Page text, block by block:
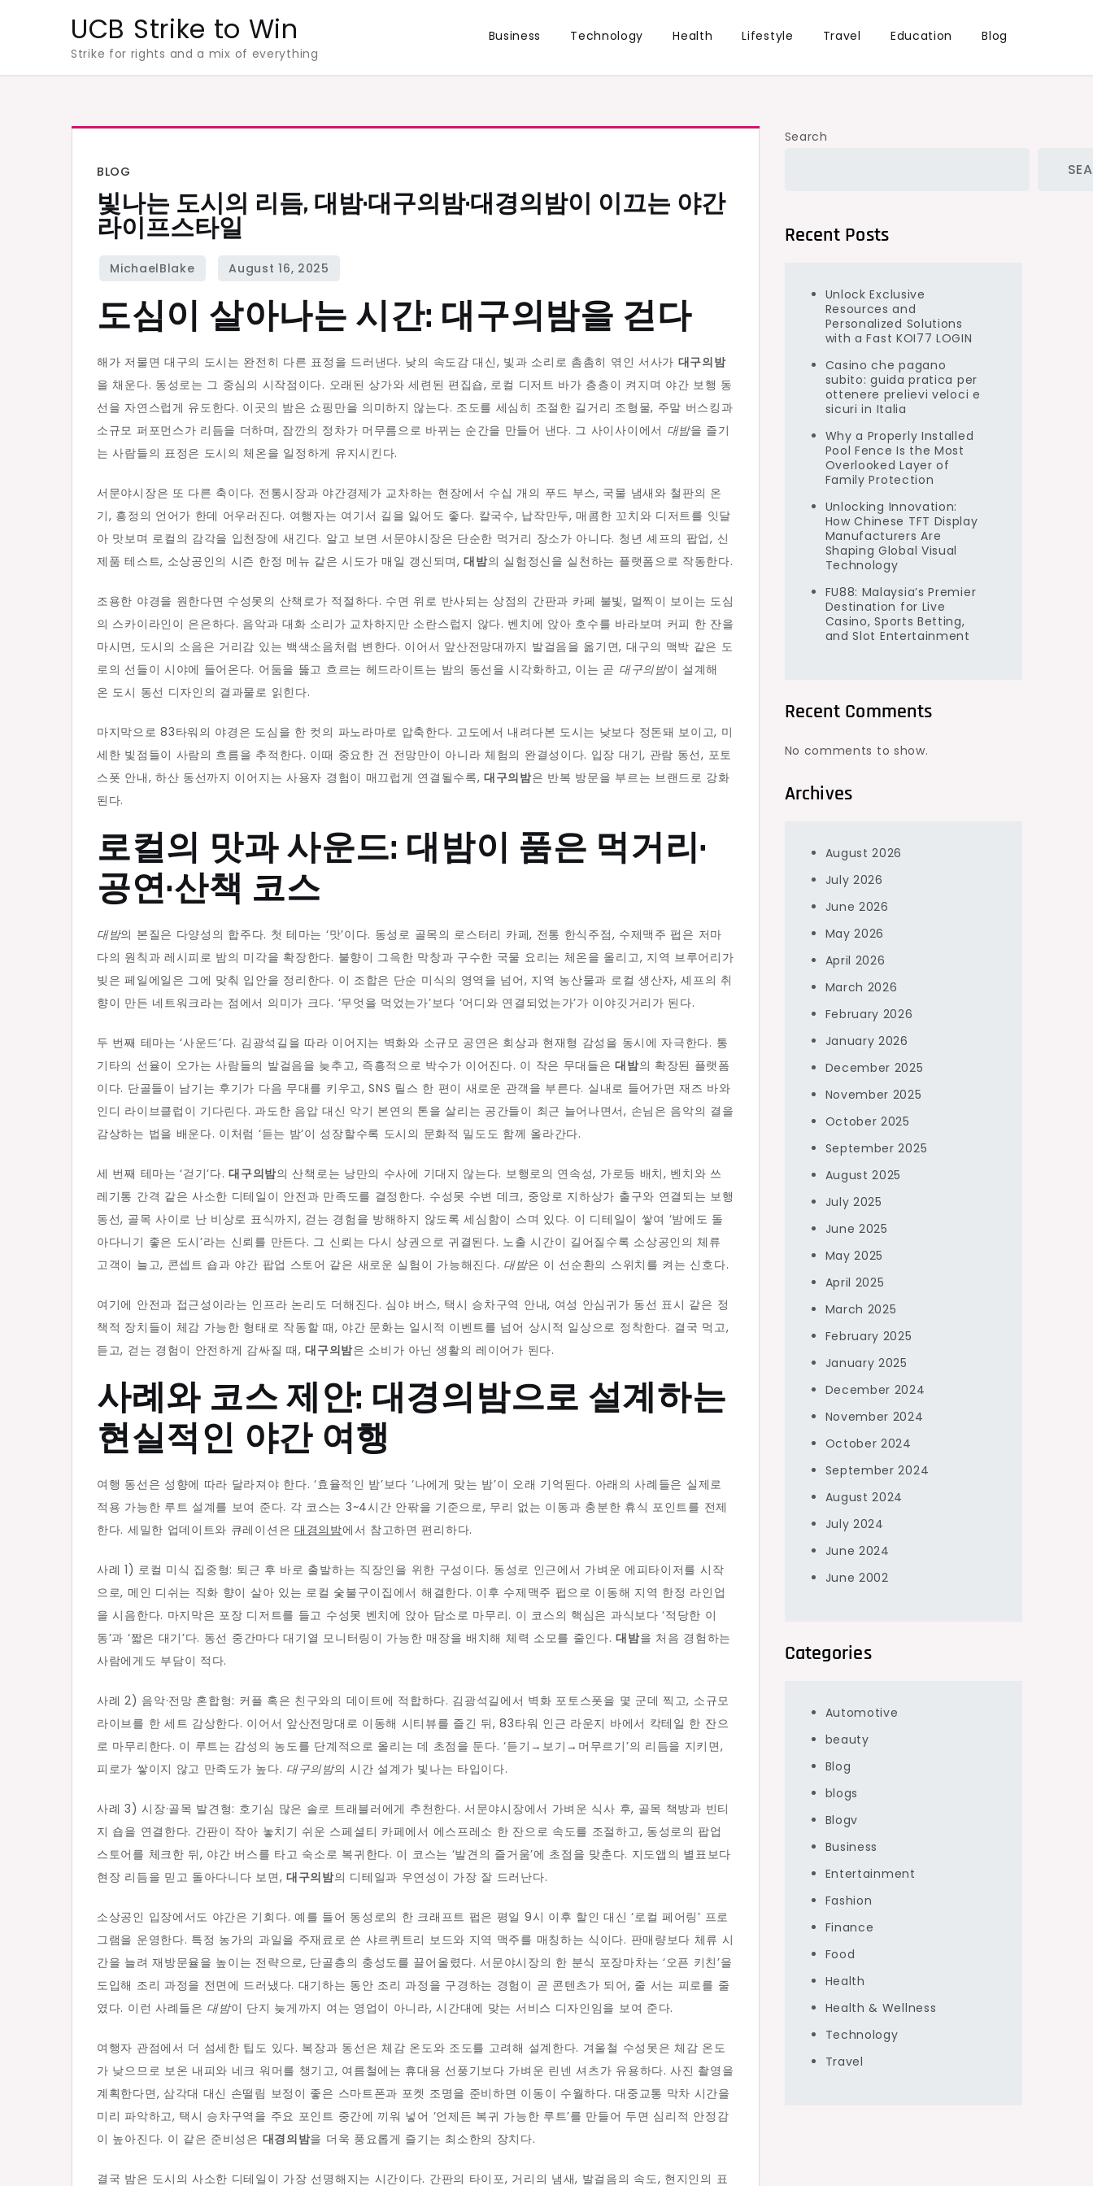
UCB Strike to Win
Strike for rights and a mix of everything
Business Technology Health Lifestyle Travel Education Blog
BLOG
빛나는 도시의 리듬, 대밤·대구의밤·대경의밤이 이끄는 야간
라이프스타일
도심이 살아나는 시간: 대구의밤을 걷다
해가 저물면 대구의 도시는 완전히 다른 표정을 드러낸다. 낮의 속도감 대신, 빛과 소리로 촘촘히 엮인 서사가 대구의밤
을 채운다. 동성로는 그 중심의 시작점이다. 오래된 상가와 세련된 편집숍, 로컬 디저트 바가 층층이 켜지며 야간 보행 동
선을 자연스럽게 유도한다. 이곳의 밤은 쇼핑만을 의미하지 않는다. 조도를 세심히 조절한 길거리 조형물, 주말 버스킹과
소규모 퍼포먼스가 리듬을 더하며, 잠깐의 정차가 머무름으로 바뀌는 순간을 만들어 낸다. 그 사이사이에서 대밤을 즐기
는 사람들의 표정은 도시의 체온을 일정하게 유지시킨다.
서문야시장은 또 다른 축이다. 전통시장과 야간경제가 교차하는 현장에서 수십 개의 푸드 부스, 국물 냄새와 철판의 온
기, 흥정의 언어가 한데 어우러진다. 여행자는 여기서 길을 잃어도 좋다. 칼국수, 납작만두, 매콤한 꼬치와 디저트를 잇달
아 맛보며 로컬의 감각을 입천장에 새긴다. 알고 보면 서문야시장은 단순한 먹거리 장소가 아니다. 청년 셰프의 팝업, 신
제품 테스트, 소상공인의 시즌 한정 메뉴 같은 시도가 매일 갱신되며,대밤의 실험정신을 실천하는 플랫폼으로 작동한다.
조용한 야경을 원한다면 수성못의 산책로가 적절하다. 수면 위로 반사되는 상점의 간판과 카페 불빛, 멀찍이 보이는 도심
의 스카이라인이 은은하다. 음악과 대화 소리가 교차하지만 소란스럽지 않다. 벤치에 앉아 호수를 바라보며 커피 한 잔을
마시면, 도시의 소음은 거리감 있는 백색소음처럼 변한다. 이어서 앞산전망대까지 발걸음을 옮기면, 대구의 맥박 같은 도
로의 선들이 시야에 들어온다. 어둠을 뚫고 흐르는 헤드라이트는 밤의 동선을 시각화하고, 이는 곧 대구의밤이 설계해
온 도시 동선 디자인의 결과물로 읽힌다.
마지막으로 83타워의 야경은 도심을 한 컷의 파노라마로 압축한다. 고도에서 내려다본 도시는 낮보다 정돈돼 보이고, 미
세한 빛점들이 사람의 흐름을 추적한다. 이때 중요한 건 전망만이 아니라 체험의 완결성이다. 입장 대기, 관람 동선, 포토
스폿 안내, 하산 동선까지 이어지는 사용자 경험이 매끄럽게 연결될수록,대구의밤은 반복 방문을 부르는 브랜드로 강화
된다.
로컬의 맛과 사운드: 대밤이 품은 먹거리·
공연·산책 코스
대밤의 본질은 다양성의 합주다. 첫 테마는 ‘맛’이다. 동성로 골목의 로스터리 카페, 전통 한식주점, 수제맥주 펍은 저마
다의 원칙과 레시피로 밤의 미각을 확장한다. 불향이 그윽한 막창과 구수한 국물 요리는 체온을 올리고, 지역 브루어리가
빚은 페일에일은 그에 맞춰 입안을 정리한다. 이 조합은 단순 미식의 영역을 넘어, 지역 농산물과 로컬 생산자, 셰프의 취
향이 만든 네트워크라는 점에서 의미가 크다. ‘무엇을 먹었는가’보다 ‘어디와 연결되었는가’가 이야깃거리가 된다.
두 번째 테마는 ‘사운드’다. 김광석길을 따라 이어지는 벽화와 소규모 공연은 회상과 현재형 감성을 동시에 자극한다. 통
기타의 선율이 오가는 사람들의 발걸음을 늦추고, 즉흥적으로 박수가 이어진다. 이 작은 무대들은대밤의 확장된 플랫폼
이다. 단골들이 남기는 후기가 다음 무대를 키우고, SNS 릴스 한 편이 새로운 관객을 부른다. 실내로 들어가면 재즈 바와
인디 라이브클럽이 기다린다. 과도한 음압 대신 악기 본연의 톤을 살리는 공간들이 최근 늘어나면서, 손님은 음악의 결을
감상하는 법을 배운다. 이처럼 ‘듣는 밤’이 성장할수록 도시의 문화적 밀도도 함께 올라간다.
세 번째 테마는 ‘걷기’다.대구의밤의 산책로는 낭만의 수사에 기대지 않는다. 보행로의 연속성, 가로등 배치, 벤치와 쓰
레기통 간격 같은 사소한 디테일이 안전과 만족도를 결정한다. 수성못 수변 데크, 중앙로 지하상가 출구와 연결되는 보행
동선, 골목 사이로 난 비상로 표식까지, 걷는 경험을 방해하지 않도록 세심함이 스며 있다. 이 디테일이 쌓여 ‘밤에도 돌
아다니기 좋은 도시’라는 신뢰를 만든다. 그 신뢰는 다시 상권으로 귀결된다. 노출 시간이 길어질수록 소상공인의 체류
고객이 늘고, 콘셉트 숍과 야간 팝업 스토어 같은 새로운 실험이 가능해진다. 대밤은 이 선순환의 스위치를 켜는 신호다.
여기에 안전과 접근성이라는 인프라 논리도 더해진다. 심야 버스, 택시 승차구역 안내, 여성 안심귀가 동선 표시 같은 정
책적 장치들이 체감 가능한 형태로 작동할 때, 야간 문화는 일시적 이벤트를 넘어 상시적 일상으로 정착한다. 결국 먹고,
듣고, 걷는 경험이 안전하게 감싸질 때,대구의밤은 소비가 아닌 생활의 레이어가 된다.
사례와 코스 제안: 대경의밤으로 설계하는
현실적인 야간 여행
여행 동선은 성향에 따라 달라져야 한다. ‘효율적인 밤’보다 ‘나에게 맞는 밤’이 오래 기억된다. 아래의 사례들은 실제로
적용 가능한 루트 설계를 보여 준다. 각 코스는 3~4시간 안팎을 기준으로, 무리 없는 이동과 충분한 휴식 포인트를 전제
한다. 세밀한 업데이트와 큐레이션은 대경의밤에서 참고하면 편리하다.
사례 1) 로컬 미식 집중형: 퇴근 후 바로 출발하는 직장인을 위한 구성이다. 동성로 인근에서 가벼운 에피타이저를 시작
으로, 메인 디쉬는 직화 향이 살아 있는 로컬 숯불구이집에서 해결한다. 이후 수제맥주 펍으로 이동해 지역 한정 라인업
을 시음한다. 마지막은 포장 디저트를 들고 수성못 벤치에 앉아 담소로 마무리. 이 코스의 핵심은 과식보다 ‘적당한 이
동’과 ‘짧은 대기’다. 동선 중간마다 대기열 모니터링이 가능한 매장을 배치해 체력 소모를 줄인다.대밤을 처음 경험하는
사람에게도 부담이 적다.
사례 2) 음악·전망 혼합형: 커플 혹은 친구와의 데이트에 적합하다. 김광석길에서 벽화 포토스폿을 몇 군데 찍고, 소규모
라이브를 한 세트 감상한다. 이어서 앞산전망대로 이동해 시티뷰를 즐긴 뒤, 83타워 인근 라운지 바에서 칵테일 한 잔으
로 마무리한다. 이 루트는 감성의 농도를 단계적으로 올리는 데 초점을 둔다. ‘듣기→보기→머무르기’의 리듬을 지키면,
피로가 쌓이지 않고 만족도가 높다. 대구의밤의 시간 설계가 빛나는 타입이다.
사례 3) 시장·골목 발견형: 호기심 많은 솔로 트래블러에게 추천한다. 서문야시장에서 가벼운 식사 후, 골목 책방과 빈티
지 숍을 연결한다. 간판이 작아 놓치기 쉬운 스페셜티 카페에서 에스프레소 한 잔으로 속도를 조절하고, 동성로의 팝업
스토어를 체크한 뒤, 야간 버스를 타고 숙소로 복귀한다. 이 코스는 ‘발견의 즐거움’에 초점을 맞춘다. 지도앱의 별표보다
현장 리듬을 믿고 돌아다니다 보면, 대구의밤의 디테일과 우연성이 가장 잘 드러난다.
소상공인 입장에서도 야간은 기회다. 예를 들어 동성로의 한 크래프트 펍은 평일 9시 이후 할인 대신 ‘로컬 페어링’ 프로
그램을 운영한다. 특정 농가의 과일을 주재료로 쓴 샤르퀴트리 보드와 지역 맥주를 매칭하는 식이다. 판매량보다 체류 시
간을 늘려 재방문율을 높이는 전략으로, 단골층의 충성도를 끌어올렸다. 서문야시장의 한 분식 포장마차는 ‘오픈 키친’을
도입해 조리 과정을 전면에 드러냈다. 대기하는 동안 조리 과정을 구경하는 경험이 곧 콘텐츠가 되어, 줄 서는 피로를 줄
였다. 이런 사례들은 대밤이 단지 늦게까지 여는 영업이 아니라, 시간대에 맞는 서비스 디자인임을 보여 준다.
여행자 관점에서 더 섬세한 팁도 있다. 복장과 동선은 체감 온도와 조도를 고려해 설계한다. 겨울철 수성못은 체감 온도
가 낮으므로 보온 내피와 네크 워머를 챙기고, 여름철에는 휴대용 선풍기보다 가벼운 린넨 셔츠가 유용하다. 사진 촬영을
계획한다면, 삼각대 대신 손떨림 보정이 좋은 스마트폰과 포켓 조명을 준비하면 이동이 수월하다. 대중교통 막차 시간을
미리 파악하고, 택시 승차구역을 주요 포인트 중간에 끼워 넣어 ‘언제든 복귀 가능한 루트’를 만들어 두면 심리적 안정감
이 높아진다. 이 같은 준비성은 대경의밤을 더욱 풍요롭게 즐기는 최소한의 장치다.
결국 밤은 도시의 사소한 디테일이 가장 선명해지는 시간이다. 간판의 타이포, 거리의 냄새, 발걸음의 속도, 현지인의 표
Search
Recent Posts
Unlock Exclusive
Resources and
Personalized Solutions
with a Fast KOI77 LOGIN
Casino che pagano
subito: guida pratica per
ottenere prelievi veloci e
sicuri in Italia
Why a Properly Installed
Pool Fence Is the Most
Overlooked Layer of
Family Protection
Unlocking Innovation:
How Chinese TFT Display
Manufacturers Are
Shaping Global Visual
Technology
FU88: Malaysia’s Premier
Destination for Live
Casino, Sports Betting,
and Slot Entertainment
Recent Comments
No comments to show.
Archives
August 2026
July 2026
June 2026
May 2026
April 2026
March 2026
February 2026
January 2026
December 2025
November 2025
October 2025
September 2025
August 2025
July 2025
June 2025
May 2025
April 2025
March 2025
February 2025
January 2025
December 2024
November 2024
October 2024
September 2024
August 2024
July 2024
June 2024
June 2002
Categories
Automotive
beauty
Blog
blogs
Blogv
Business
Entertainment
Fashion
Finance
Food
Health
Health & Wellness
Technology
Travel